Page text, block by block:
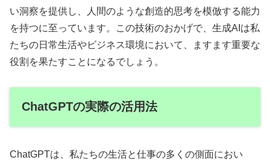
い洞察を提供し、人間のような創造的思考を模倣する能力
を持つに至っています。この技術のおかげで、生成AIは私
たちの日常生活やビジネス環境において、ますます重要な
役割を果たすことになるでしょう。
ChatGPTの実際の活用法
ChatGPTは、私たちの生活と仕事の多くの側面におい